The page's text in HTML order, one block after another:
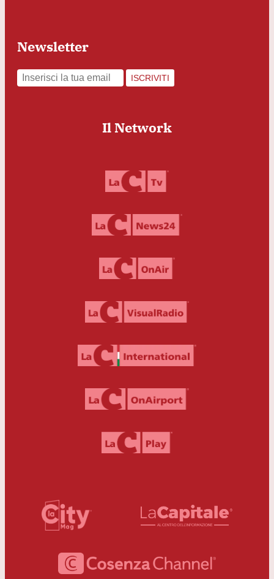
Newsletter
ISCRIVITI
Il Network